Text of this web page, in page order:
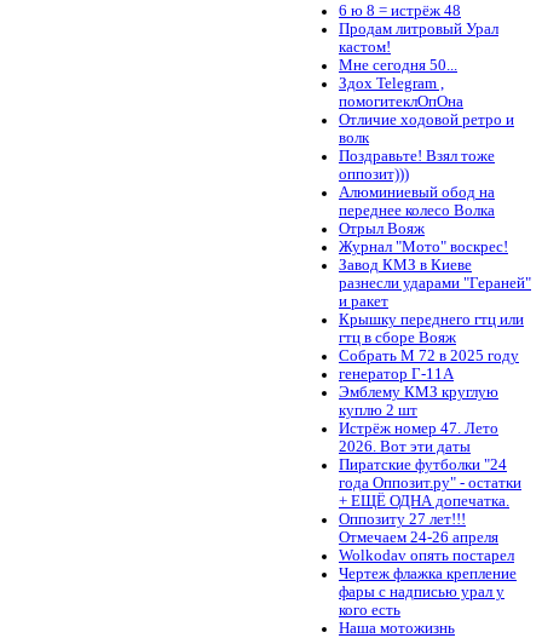
6 ю 8 = истрёж 48
Продам литровый Урал
кастом!
Мне сегодня 50...
Здох Telegram ,
помогитеклОпОна
Отличие ходовой ретро и
волк
Поздравьте! Взял тоже
оппозит)))
Алюминиевый обод на
переднее колесо Волка
Отрыл Вояж
Журнал "Мото" воскрес!
Завод КМЗ в Киеве
разнесли ударами "Гераней"
и ракет
Крышку переднего гтц или
гтц в сборе Вояж
Собрать М 72 в 2025 году
генератор Г-11А
Эмблему КМЗ круглую
куплю 2 шт
Истрёж номер 47. Лето
2026. Вот эти даты
Пиратские футболки "24
года Оппозит.ру" - остатки
+ ЕЩЁ ОДНА допечатка.
Оппозиту 27 лет!!!
Отмечаем 24-26 апреля
Wolkodav опять постарел
Чертеж флажка крепление
фары с надписью урал у
кого есть
Наша мотожизнь